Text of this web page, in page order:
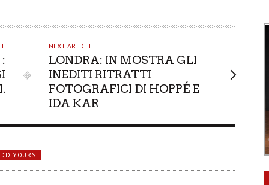
NEXT ARTICLE
LONDRA: IN MOSTRA GLI
INEDITI RITRATTI
FOTOGRAFICI DI HOPPÉ E
IDA KAR
YOURS